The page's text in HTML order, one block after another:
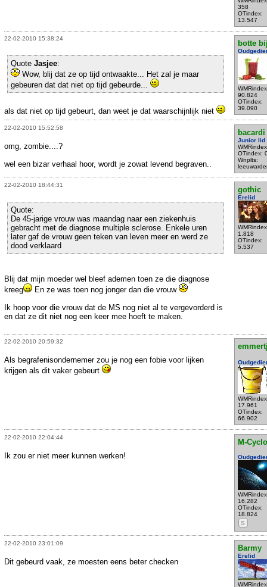
358
OTindex:
13.547
22-02-2010 15:38:24
botte
90.824
OTindex:
39.090
Quote Jasjee:
Wow, blij dat ze op tijd ontwaakte... Het zal je maar
gebeuren dat dat niet op tijd gebeurde...
als dat niet op tijd gebeurt, dan weet je dat waarschijnlijk niet
22-02-2010 15:52:58
bacardi
Junior lid
OTindex:
Wnplts:
omg, zombie....?
wel een bizar verhaal hoor, wordt je zowat levend begraven..
22-02-2010 18:44:31
gothic
Erelid
1.818
OTindex:
5.537
Quote:
De 45-jarige vrouw was maandag naar een ziekenhuis
gebracht met de diagnose multiple sclerose. Enkele uren
later gaf de vrouw geen teken van leven meer en werd ze
dood verklaard
Blij dat mijn moeder wel bleef ademen toen ze die diagnose
kreeg
En ze was toen nog jonger dan die vrouw
Ik hoop voor die vrouw dat de MS nog niet al te vergevorderd is
en dat ze dit niet nog een keer mee hoeft te maken.
22-02-2010 20:59:32
17.961
OTindex:
66.902
Als begrafenisondernemer zou je nog een fobie voor lijken
krijgen als dit vaker gebeurt
22-02-2010 22:04:44
M-
16.282
OTindex:
18.824
S
Ik zou er niet meer kunnen werken!
22-02-2010 23:01:09
Barmy
Erelid
Dit gebeurd vaak, ze moesten eens beter checken